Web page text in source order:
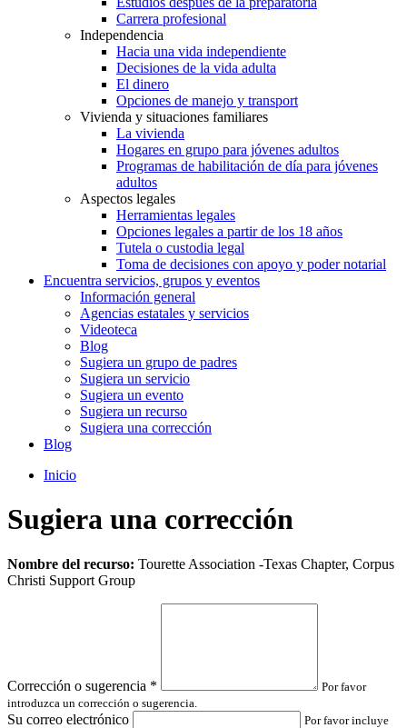
Carrera profesional
Independencia
Hacia una vida independiente
Decisiones de la vida adulta
El dinero
Opciones de manejo y transport
Vivienda y situaciones familiares
La vivienda
Hogares en grupo para jóvenes adultos
Programas de habilitación de día para jóvenes
adultos
Aspectos legales
Herramientas legales
Opciones legales a partir de los 18 años
Tutela o custodia legal
Toma de decisiones con apoyo y poder notarial
Encuentra servicios, grupos y eventos
Información general
Agencias estatales y servicios
Videoteca
Blog
Sugiera un grupo de padres
Sugiera un servicio
Sugiera un evento
Sugiera un recurso
Sugiera una corrección
Blog
Inicio
Sugiera una corrección
Leave
this
Nombre del recurso: Tourette Association -Texas Chapter, Corpus
Christi Support Group
Corrección o sugerencia *
Por favor
introduzca un corrección o sugerencia.
Su correo electrónico
Por favor incluye